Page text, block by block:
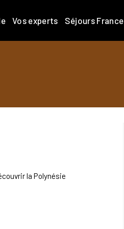
Vos experts Séjours France
la Polynésie